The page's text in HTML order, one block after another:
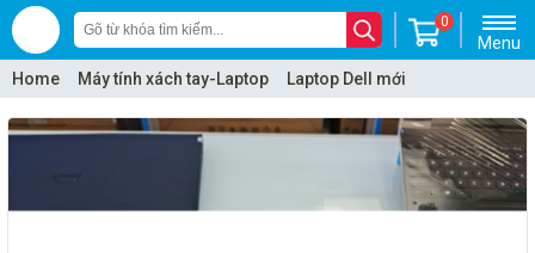
Menu
0
Home Máy tính xách tay-Laptop Laptop Dell mới